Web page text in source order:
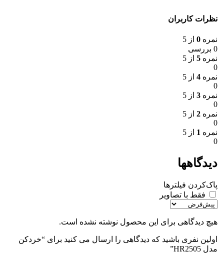
نظرات کاربران
نمره 0 از 5
0 بررسی
نمره 5 از 5
0
نمره 4 از 5
0
نمره 3 از 5
0
نمره 2 از 5
0
نمره 1 از 5
0
دیدگاهها
پاک‌کردن فیلترها
فقط با تصاویر
هیچ دیدگاهی برای این محصول نوشته نشده است.
اولین نفری باشید که دیدگاهی را ارسال می کنید برای “خردکن
مدل HR2505”